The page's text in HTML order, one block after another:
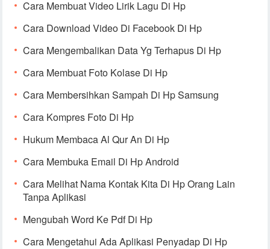
Cara Membuat Video Lirik Lagu Di Hp
Cara Download Video Di Facebook Di Hp
Cara Mengembalikan Data Yg Terhapus Di Hp
Cara Membuat Foto Kolase Di Hp
Cara Membersihkan Sampah Di Hp Samsung
Cara Kompres Foto Di Hp
Hukum Membaca Al Qur An Di Hp
Cara Membuka Email Di Hp Android
Cara Melihat Nama Kontak Kita Di Hp Orang Lain
Tanpa Aplikasi
Mengubah Word Ke Pdf Di Hp
Cara Mengetahui Ada Aplikasi Penyadap Di Hp